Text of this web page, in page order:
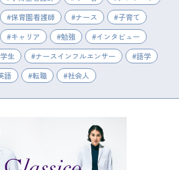
保育園看護師 ナース
子育て
キャリア 勉強
インタビュー
生 ナースインフルエンサー
語学
語
転職 社会人